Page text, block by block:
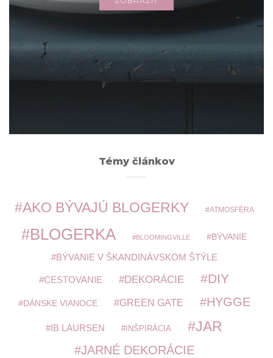
Archív
Témy článkov
AKO BÝVAJÚ BLOGERKY ATMOSFÉRA
BLOGERKA BLOOMINGVILLE BÝVANIE
BÝVANIE V ŠKANDINÁVSKOM ŠTÝLE
CESTOVANIE DEKORÁCIE DIY
DÁNSKE VIANOCE GREEN GATE HYGGE
IB LAURSEN INŠPIRÁCIA JAR
JARNÉ DEKORÁCIE